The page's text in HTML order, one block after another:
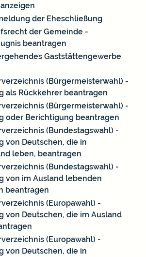
der Eheschließung
der Gemeinde -
beantragen
Gaststättengewerbe
(Bürgermeisterwahl) -
als Rückkehrer beantragen
(Bürgermeisterwahl) -
oder Berichtigung beantragen
(Bundestagswahl) -
von Deutschen, die in
leben, beantragen
(Bundestagswahl) -
von im Ausland lebenden
beantragen
(Europawahl) -
von Deutschen, die im Ausland
(Europawahl) -
von Deutschen, die in